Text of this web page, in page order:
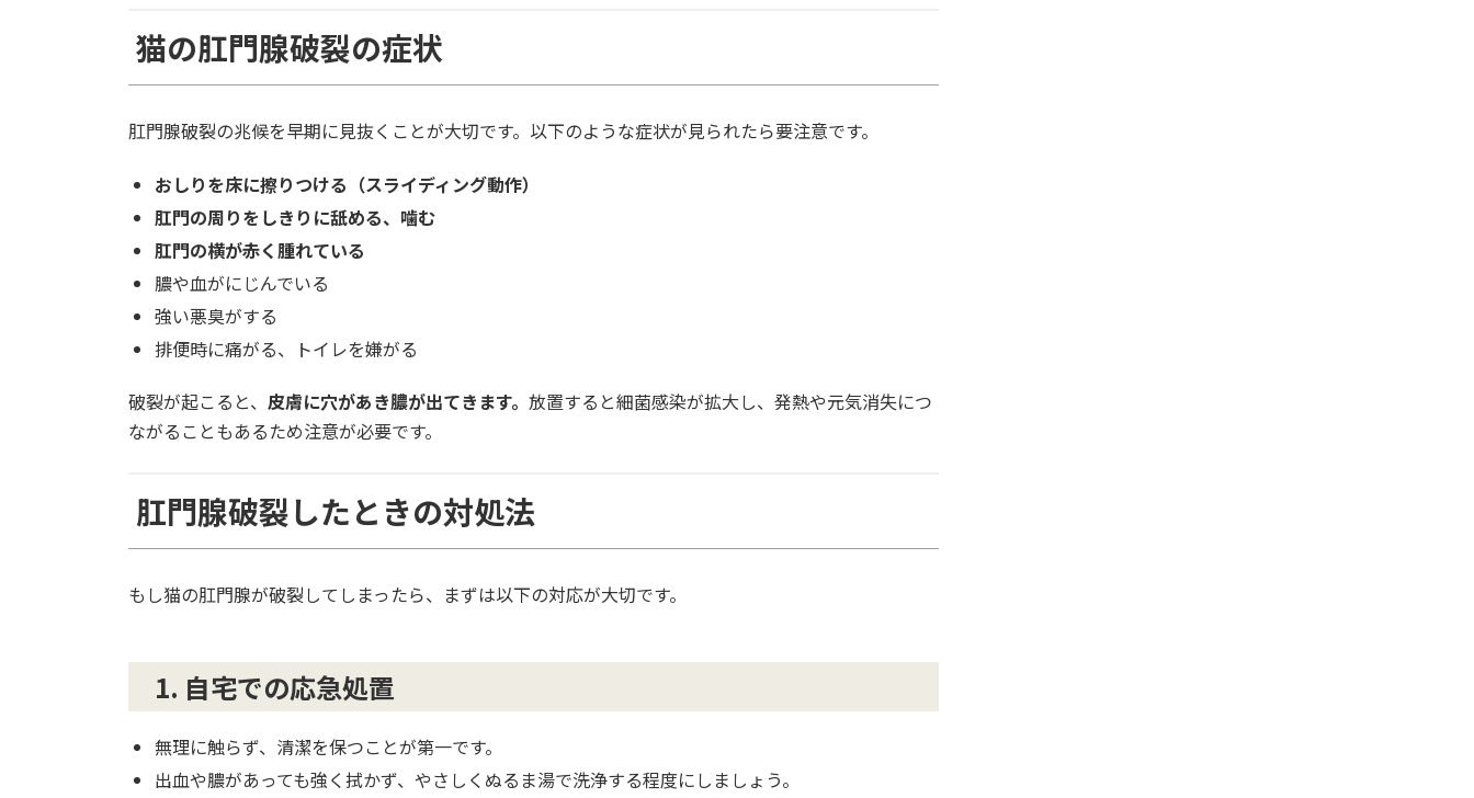
猫の肛門腺破裂の症状
肛門腺破裂の兆候を早期に見抜くことが大切です。以下のような症状が見られたら要注意です。
おしりを床に擦りつける（スライディング動作）
肛門の周りをしきりに舐める、噛む
肛門の横が赤く腫れている
膿や血がにじんでいる
強い悪臭がする
排便時に痛がる、トイレを嫌がる
破裂が起こると、 皮膚に穴があき膿が出てきます。 放置すると細菌感染が拡大し、発熱や元気消失につ
ながることもあるため注意が必要です。
肛門腺破裂したときの対処法
もし猫の肛門腺が破裂してしまったら、まずは以下の対応が大切です。
1. 自宅での応急処置
無理に触らず、清潔を保つことが第一です。
出血や膿があっても強く拭かず、やさしくぬるま湯で洗浄する程度にしましょう。